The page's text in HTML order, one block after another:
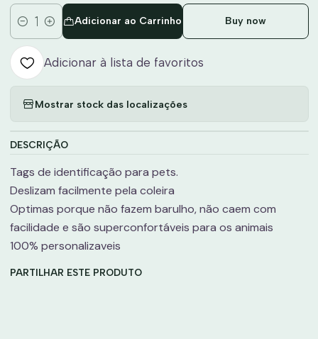
Quantidade
Adicionar ao Carrinho Buy now
Adicionar à lista de favoritos
Mostrar stock das localizações
DESCRIÇÃO
Tags de identificação para pets.
Deslizam facilmente pela coleira
Optimas porque não fazem barulho, não caem com
facilidade e são superconfortáveis para os animais
100% personalizaveis
PARTILHAR ESTE PRODUTO